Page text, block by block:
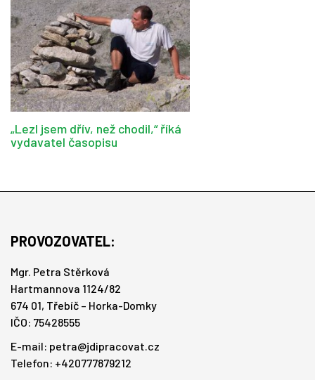
„Lezl jsem dřív, než chodil,“ říká
vydavatel časopisu
PROVOZOVATEL:
Mgr. Petra Stěrková
Hartmannova 1124/82
674 01, Třebíč – Horka-Domky
IČO: 75428555
E-mail: petra@jdipracovat.cz
Telefon: +420777879212